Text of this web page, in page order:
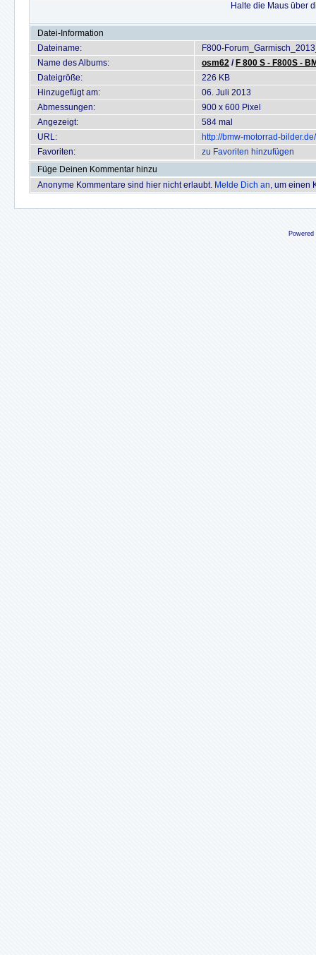
Halte die Maus über
Datei-Information
Dateiname:
F800-
Name des Albums:
osm62 / F 800 S - F800S -
Dateigröße:
226 KB
Hinzugefügt am:
06. Juli 2013
Abmessungen:
900 x 600 Pixel
Angezeigt:
584 mal
URL:
http://bmw-motorrad-
Favoriten:
zu Favoriten hinzufügen
Füge Deinen Kommentar hinzu
Anonyme Kommentare sind hier nicht erlaubt. Melde Dich an, um einen